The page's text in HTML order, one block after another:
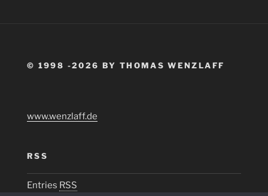
© 1998 -2026 BY THOMAS WENZLAFF
www.wenzlaff.de
RSS
Entries RSS